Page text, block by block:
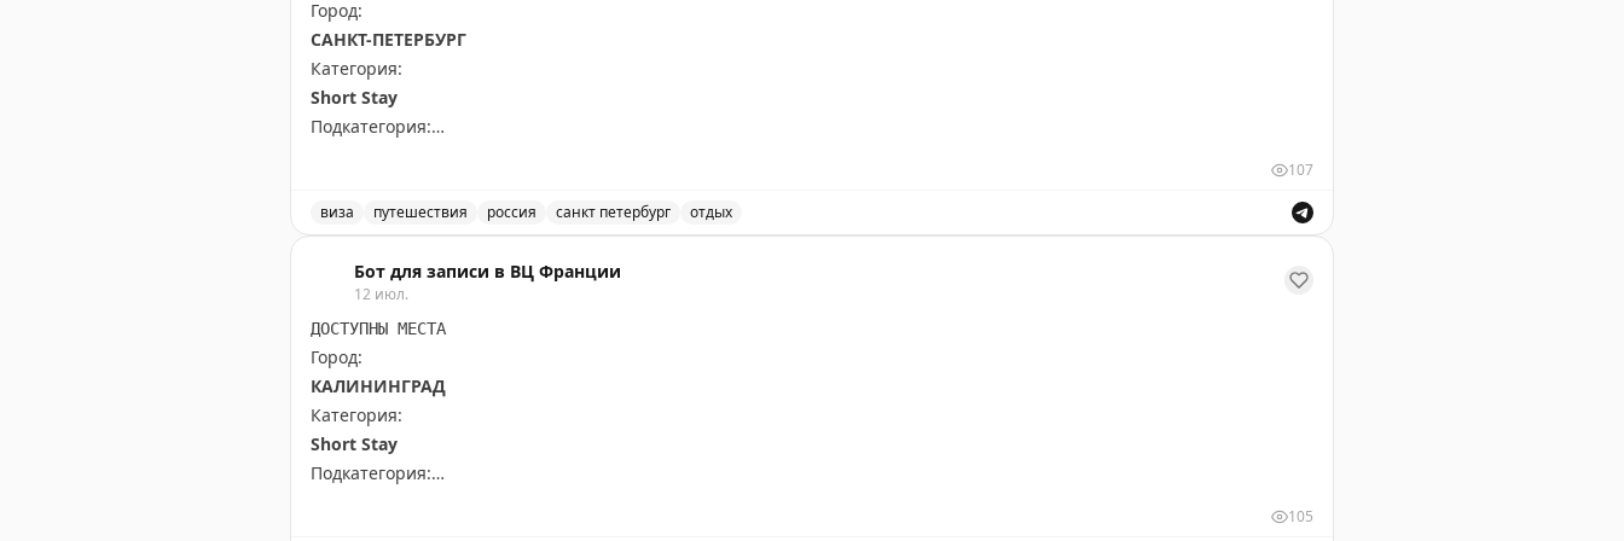
Город:
САНКТ-ПЕТЕРБУРГ
Категория:
Short Stay
Подкатегория:
Доступны даты:
📆28.09.2026 (1 шт.): 16:10
29.09.2026 (2 шт.): 16:10, 16:20
Всего свободных мест:
107
виза путешествия россия санкт петербург отдых
Бот для записи в ВЦ Франции
12 июл.
ДОСТУПНЫ МЕСТА
Город:
КАЛИНИНГРАД
Категория:
Short Stay
Подкатегория:
105